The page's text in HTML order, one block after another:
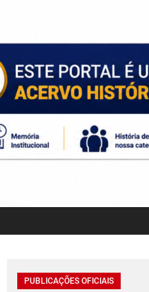
the
content
CORRETORES DE IMÓVEIS
PUBLICAÇÕES OFICIAIS